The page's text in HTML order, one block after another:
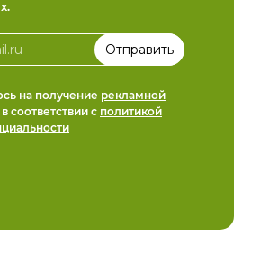
на получение рекламной
в соответствии с политикой